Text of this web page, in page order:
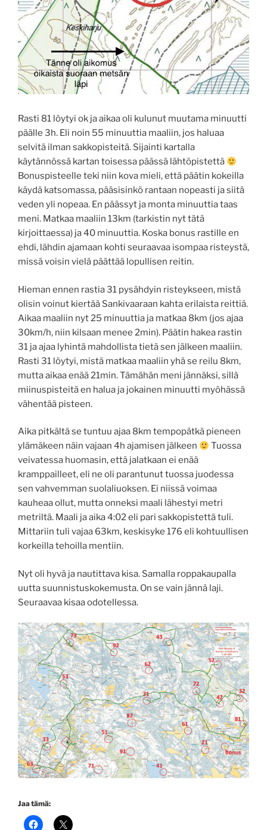
Rasti 81 löytyi ok ja aikaa oli kulunut muutama minuutti
päälle 3h. Eli noin 55 minuuttia maaliin, jos haluaa
selvitä ilman sakkopisteitä. Sijainti kartalla
käytännössä kartan toisessa päässä lähtöpistettä
Bonuspisteelle teki niin kova mieli, että päätin kokeilla
käydä katsomassa, pääsisinkö rantaan nopeasti ja siitä
veden yli nopeaa. En päässyt ja monta minuuttia taas
meni. Matkaa maaliin 13km (tarkistin nyt tätä
kirjoittaessa) ja 40 minuuttia. Koska bonus rastille en
ehdi, lähdin ajamaan kohti seuraavaa isompaa risteystä,
missä voisin vielä päättää lopullisen reitin.
Hieman ennen rastia 31 pysähdyin risteykseen, mistä
olisin voinut kiertää Sankivaaraan kahta erilaista reittiä.
Aikaa maaliin nyt 25 minuuttia ja matkaa 8km (jos ajaa
30km/h, niin kilsaan menee 2min). Päätin hakea rastin
31 ja ajaa lyhintä mahdollista tietä sen jälkeen maaliin.
Rasti 31 löytyi, mistä matkaa maaliin yhä se reilu 8km,
mutta aikaa enää 21min. Tämähän meni jännäksi, sillä
miinuspisteitä en halua ja jokainen minuutti myöhässä
vähentää pisteen.
Aika pitkältä se tuntuu ajaa 8km tempopätkä pieneen
ylämäkeen näin vajaan 4h ajamisen jälkeen
Tuossa
veivatessa huomasin, että jalatkaan ei enää
kramppailleet, eli ne oli parantunut tuossa juodessa
sen vahvemman suolaliuoksen. Ei niissä voimaa
kauheaa ollut, mutta onneksi maali lähestyi metri
metriltä. Maali ja aika 4:02 eli pari sakkopistettä tuli.
Mittariin tuli vajaa 63km, keskisyke 176 eli kohtuullisen
korkeilla tehoilla mentiin.
Nyt oli hyvä ja nautittava kisa. Samalla roppakaupalla
uutta suunnistuskokemusta. On se vain jännä laji.
Seuraavaa kisaa odotellessa.
Jaa tämä: